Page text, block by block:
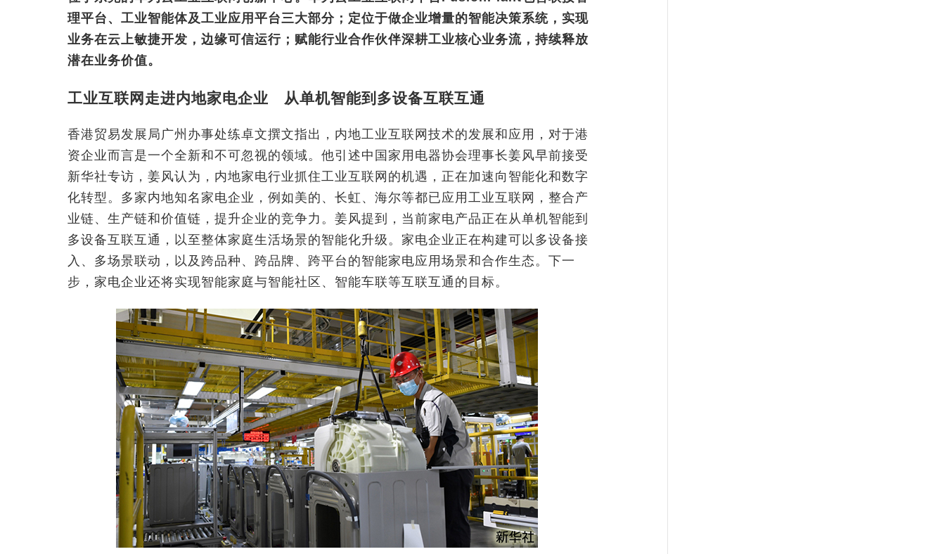
理平台、工业智能体及工业应用平台三大部分；定位于做企业增量的智能决策系统，实现
业务在云上敏捷开发，边缘可信运行；赋能行业合作伙伴深耕工业核心业务流，持续释放
潜在业务价值。
工业互联网走进内地家电企业 从单机智能到多设备互联互通
香港贸易发展局广州办事处练卓文撰文指出，内地工业互联网技术的发展和应用，对于港
资企业而言是一个全新和不可忽视的领域。他引述中国家用电器协会理事长姜风早前接受
新华社专访，姜风认为，内地家电行业抓住工业互联网的机遇，正在加速向智能化和数字
化转型。多家内地知名家电企业，例如美的、长虹、海尔等都已应用工业互联网，整合产
业链、生产链和价值链，提升企业的竞争力。姜风提到，当前家电产品正在从单机智能到
多设备互联互通，以至整体家庭生活场景的智能化升级。家电企业正在构建可以多设备接
入、多场景联动，以及跨品种、跨品牌、跨平台的智能家电应用场景和合作生态。下一
步，家电企业还将实现智能家庭与智能社区、智能车联等互联互通的目标。